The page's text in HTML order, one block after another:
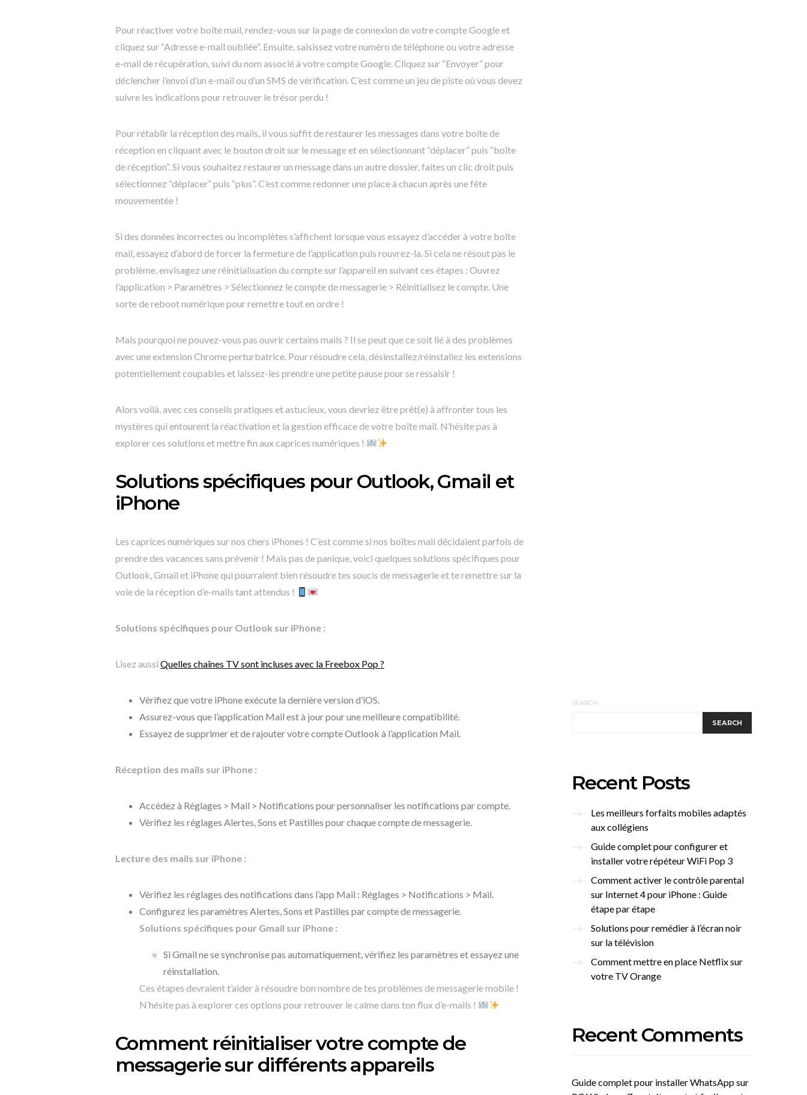
Pour réactiver votre boîte mail, rendez-vous sur la page de connexion de votre compte Google et
cliquez sur “Adresse e-mail oubliée”. Ensuite, saisissez votre numéro de téléphone ou votre adresse
e-mail de récupération, suivi du nom associé à votre compte Google. Cliquez sur “Envoyer” pour
déclencher l’envoi d’un e-mail ou d’un SMS de vérification. C’est comme un jeu de piste où vous devez
suivre les indications pour retrouver le trésor perdu !
Pour rétablir la réception des mails, il vous suffit de restaurer les messages dans votre boîte de
réception en cliquant avec le bouton droit sur le message et en sélectionnant “déplacer” puis “boîte
de réception”. Si vous souhaitez restaurer un message dans un autre dossier, faites un clic droit puis
sélectionnez “déplacer” puis “plus”. C’est comme redonner une place à chacun après une fête
mouvementée !
Si des données incorrectes ou incomplètes s’affichent lorsque vous essayez d’accéder à votre boîte
mail, essayez d’abord de forcer la fermeture de l’application puis rouvrez-la. Si cela ne résout pas le
problème, envisagez une réinitialisation du compte sur l’appareil en suivant ces étapes : Ouvrez
l’application > Paramètres > Sélectionnez le compte de messagerie > Réinitialisez le compte. Une
sorte de reboot numérique pour remettre tout en ordre !
Mais pourquoi ne pouvez-vous pas ouvrir certains mails ? Il se peut que ce soit lié à des problèmes
avec une extension Chrome perturbatrice. Pour résoudre cela, désinstallez/réinstallez les extensions
potentiellement coupables et laissez-les prendre une petite pause pour se ressaisir !
Alors voilà, avec ces conseils pratiques et astucieux, vous devriez être prêt(e) à affronter tous les
mystères qui entourent la réactivation et la gestion efficace de votre boîte mail. N’hésite pas à
explorer ces solutions et mettre fin aux caprices numériques !
Solutions spécifiques pour Outlook, Gmail et
iPhone
Les caprices numériques sur nos chers iPhones ! C’est comme si nos boîtes mail décidaient parfois de
prendre des vacances sans prévenir ! Mais pas de panique, voici quelques solutions spécifiques pour
Outlook, Gmail et iPhone qui pourraient bien résoudre tes soucis de messagerie et te remettre sur la
voie de la réception d’e-mails tant attendus !
Solutions spécifiques pour Outlook sur iPhone :
Lisez aussi Quelles chaînes TV sont incluses avec la Freebox Pop ?
Vérifiez que votre iPhone exécute la dernière version d’iOS.
Assurez-vous que l’application Mail est à jour pour une meilleure compatibilité.
Essayez de supprimer et de rajouter votre compte Outlook à l’application Mail.
Réception des mails sur iPhone :
Accédez à Réglages > Mail > Notifications pour personnaliser les notifications par compte.
Vérifiez les réglages Alertes, Sons et Pastilles pour chaque compte de messagerie.
Lecture des mails sur iPhone :
Vérifiez les réglages des notifications dans l’app Mail : Réglages > Notifications > Mail.
Configurez les paramètres Alertes, Sons et Pastilles par compte de messagerie.
Solutions spécifiques pour Gmail sur iPhone :
Si Gmail ne se synchronise pas automatiquement, vérifiez les paramètres et essayez une
réinstallation.
Ces étapes devraient t’aider à résoudre bon nombre de tes problèmes de messagerie mobile !
N’hésite pas à explorer ces options pour retrouver le calme dans ton flux d’e-mails !
Comment réinitialiser votre compte de
messagerie sur différents appareils
SEARCH
SEARCH
Recent Posts
Les meilleurs forfaits mobiles adaptés
aux collégiens
Guide complet pour configurer et
installer votre répéteur WiFi Pop 3
Comment activer le contrôle parental
sur Internet 4 pour iPhone : Guide
étape par étape
Solutions pour remédier à l’écran noir
sur la télévision
Comment mettre en place Netflix sur
votre TV Orange
Recent Comments
Guide complet pour installer WhatsApp sur